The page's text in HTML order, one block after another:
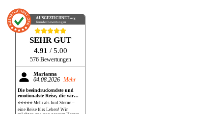
AUSGEZEICHNET .org
Kundenbewertungen
SEHR GUT
4.91 / 5.00
576 Bewertungen
Marianna
04.08.2026 Mehr
Die beeindruckendste und
emotionalste Reise, die wir
bisher gemacht haben!
⭐⭐⭐⭐⭐ Mehr als fünf Sterne –
eine Reise fürs Leben! Wir